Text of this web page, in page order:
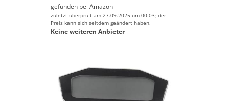
gefunden bei Amazon
zuletzt überprüft am 27.09.2025 um 00:03; der
Preis kann sich seitdem geändert haben.
Keine weiteren Anbieter